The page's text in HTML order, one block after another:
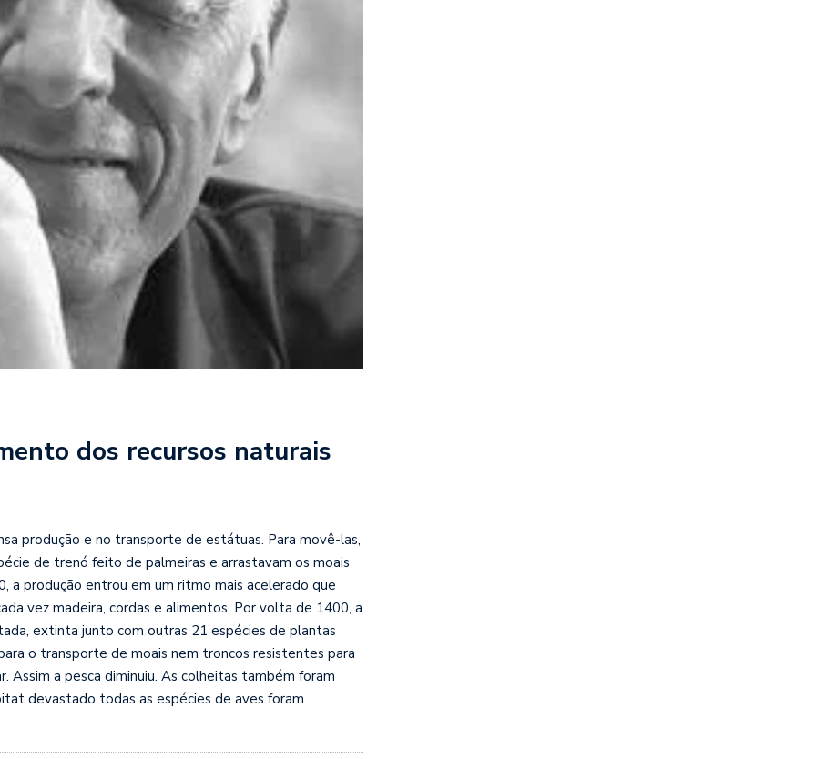
dos recursos naturais
produção e no transporte de estátuas. Para movê-las,
de trenó feito de palmeiras e arrastavam os moais
produção entrou em um ritmo mais acelerado que
vez madeira, cordas e alimentos. Por volta de 1400, a
extinta junto com outras 21 espécies de plantas
o transporte de moais nem troncos resistentes para
Assim a pesca diminuiu. As colheitas também foram
devastado todas as espécies de aves foram